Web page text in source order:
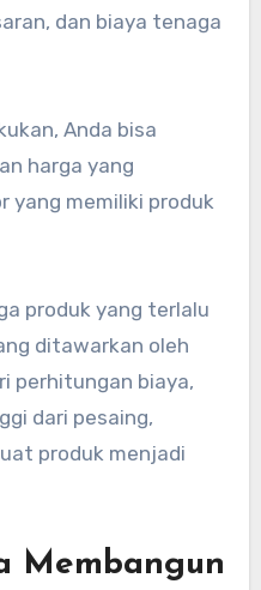
dan biaya tenaga
Anda bisa
harga yang
yang memiliki produk
produk yang terlalu
ditawarkan oleh
perhitungan biaya,
dari pesaing,
produk menjadi
Membangun